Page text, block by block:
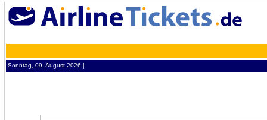
Sonntag, 09. August 2026 ¦